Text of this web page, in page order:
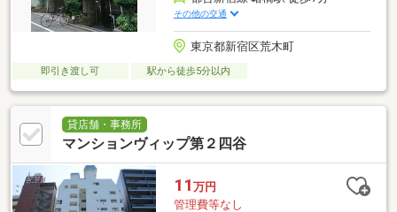
その他の交通
東京都新宿区荒木町
即引き渡し可 駅から徒歩5分以内
貸店舗・事務所
マンションヴィップ第２四谷
11 万円
管理費等なし